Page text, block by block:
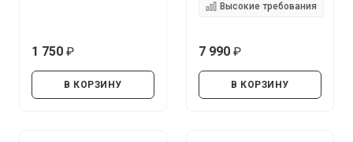
1 750
В КОРЗИНУ
Высокие требования
7 990
В КОРЗИНУ